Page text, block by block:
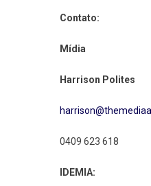
Contato:
Mídia
Harrison Polites
0409 623 618
IDEMIA: